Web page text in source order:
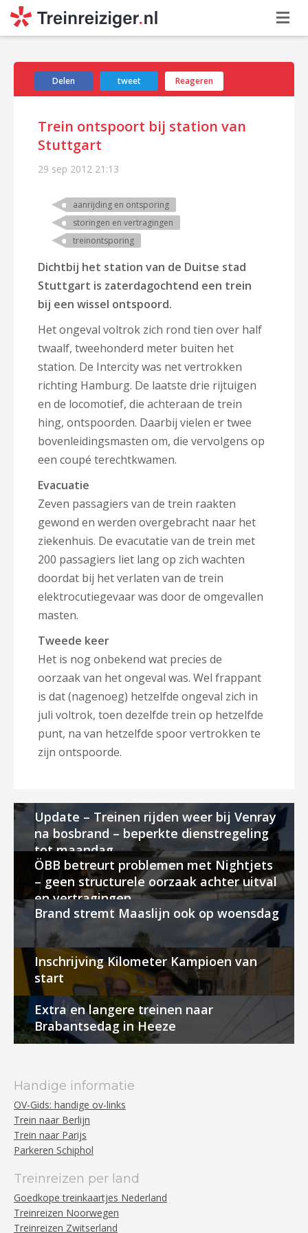
Delen tweet Reageren
Trein ontspoort bij station van
Stuttgart
29 sep 2012 21:13
aanrijding en ontsporing
storingen en vertragingen
treinontsporing
Dichtbij het station van de Duitse stad
Stuttgart is zaterdagochtend een trein
bij een wissel ontspoord.
Het ongeval voltrok zich rond tien over half
twaalf, tweehonderd meter buiten het
station. De Intercity was net vertrokken
richting Hamburg. De laatste drie rijtuigen
en de locomotief, die achteraan de trein
hing, ontspoorden. Daarbij vielen er twee
bovenleidingsmasten om, die vervolgens op
een coupé terechtkwamen.
Evacuatie
Zeven passagiers van de trein raakten
gewond en werden overgebracht naar het
ziekenhuis. De evacutatie van de trein met
200 passagiers liet lang op zich wachten
doordat bij het verlaten van de trein
elektrocutiegevaar was door de omgevallen
masten.
Tweede keer
Het is nog onbekend wat precies de
oorzaak van het ongeval was. Wel frappant
is dat (nagenoeg) hetzelfde ongeval zich in
juli voltrok, toen dezelfde trein op hetzelfde
punt, na van hetzelfde spoor vertrokken te
zijn ontspoorde.
Update – Treinen rijden weer bij Venray
na bosbrand – beperkte dienstregeling
tot maandag
ÖBB betreurt problemen met Nightjets
– geen structurele oorzaak achter uitval
en vertragingen
Brand stremt Maaslijn ook op woensdag
Inschrijving Kilometer Kampioen van
start
Extra en langere treinen naar
Brabantsedag in Heeze
Handige informatie
OV-Gids: handige ov-links
Trein naar Berlijn
Trein naar Parijs
Parkeren Schiphol
Treinreizen per land
Goedkope treinkaartjes Nederland
Treinreizen Noorwegen
Treinreizen Zwitserland